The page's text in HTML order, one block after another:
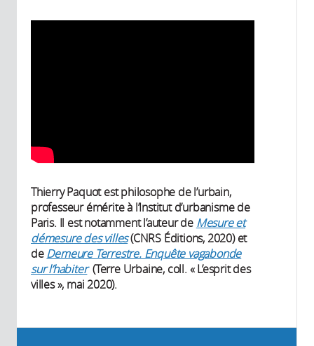
Thierry Paquot est philosophe de l’urbain,
professeur émérite à l’Institut d’urbanisme de
Paris. Il est notamment l’auteur de Mesure et
démesure des villes(CNRS Éditions, 2020) et
deDemeure Terrestre. Enquête vagabonde
sur l’habiter (Terre Urbaine, coll. « L’esprit des
villes », mai 2020).